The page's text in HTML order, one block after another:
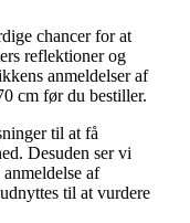
chancer for at
reflektioner og
anmeldelser af
cm før du bestiller.
til at få
Desuden ser vi
af
til at vurdere